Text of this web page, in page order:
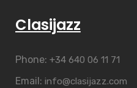
Clasijazz
Phone: +34 640 06 11 71
Email: info@clasijazz.com